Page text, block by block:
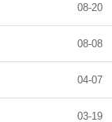
08-20
08-08
04-07
03-19